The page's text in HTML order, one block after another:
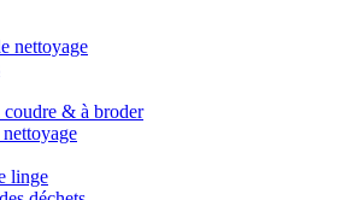
nettoyage
coudre & à broder
linge